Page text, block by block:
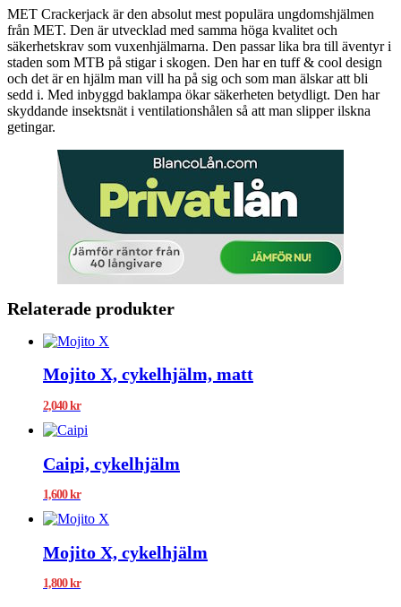
MET Crackerjack är den absolut mest populära ungdomshjälmen
från MET. Den är utvecklad med samma höga kvalitet och
säkerhetskrav som vuxenhjälmarna. Den passar lika bra till äventyr i
staden som MTB på stigar i skogen. Den har en tuff & cool design
och det är en hjälm man vill ha på sig och som man älskar att bli
sedd i. Med inbyggd baklampa ökar säkerheten betydligt. Den har
skyddande insektsnät i ventilationshålen så att man slipper ilskna
getingar.
Relaterade produkter
Mojito X, cykelhjälm, matt
2,040kr
Caipi, cykelhjälm
1,600kr
Mojito X, cykelhjälm
1,800kr